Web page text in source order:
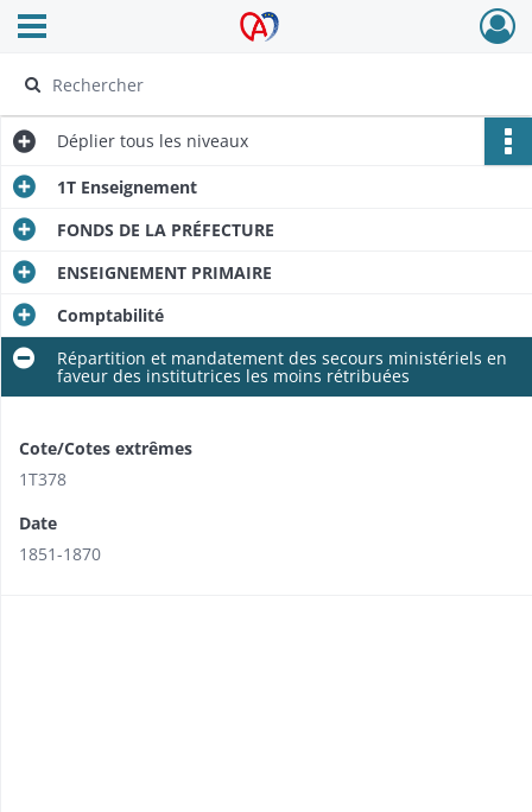
Archives Alsace - Colmar
Ouvrir le menu déroulant
Déplier tous les niveaux
1T Enseignement
FONDS DE LA PRÉFECTURE
ENSEIGNEMENT PRIMAIRE
Comptabilité
Répartition et mandatement des secours ministériels en
faveur des institutrices les moins rétribuées
Cote/Cotes extrêmes
1T378
Date
1851-1870